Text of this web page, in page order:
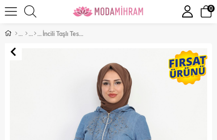
0
İncili Taşlı Tesettür Elbise Açık Kot 10023